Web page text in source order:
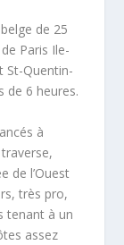
de 25
Paris Ile-
St-Quentin-
de 6 heures.
à
de l’Ouest
très pro,
tenant à un
assez